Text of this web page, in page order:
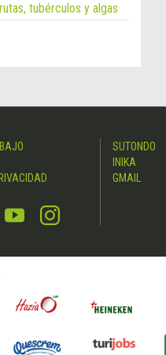
tubérculos y algas
SUTONDO
INIKA
GMAIL